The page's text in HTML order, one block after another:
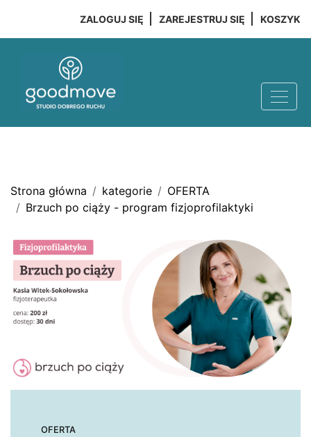
ZALOGUJ SIĘ ZAREJESTRUJ SIĘ KOSZYK
Strona główna kategorie
OFERTA
Brzuch po ciąży - program fizjoprofilaktyki
OFERTA